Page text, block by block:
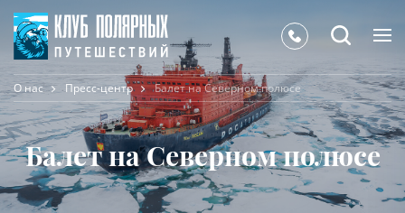
О нас Пресс-центр Балет на Северном полюсе
Балет на Северном полюсе